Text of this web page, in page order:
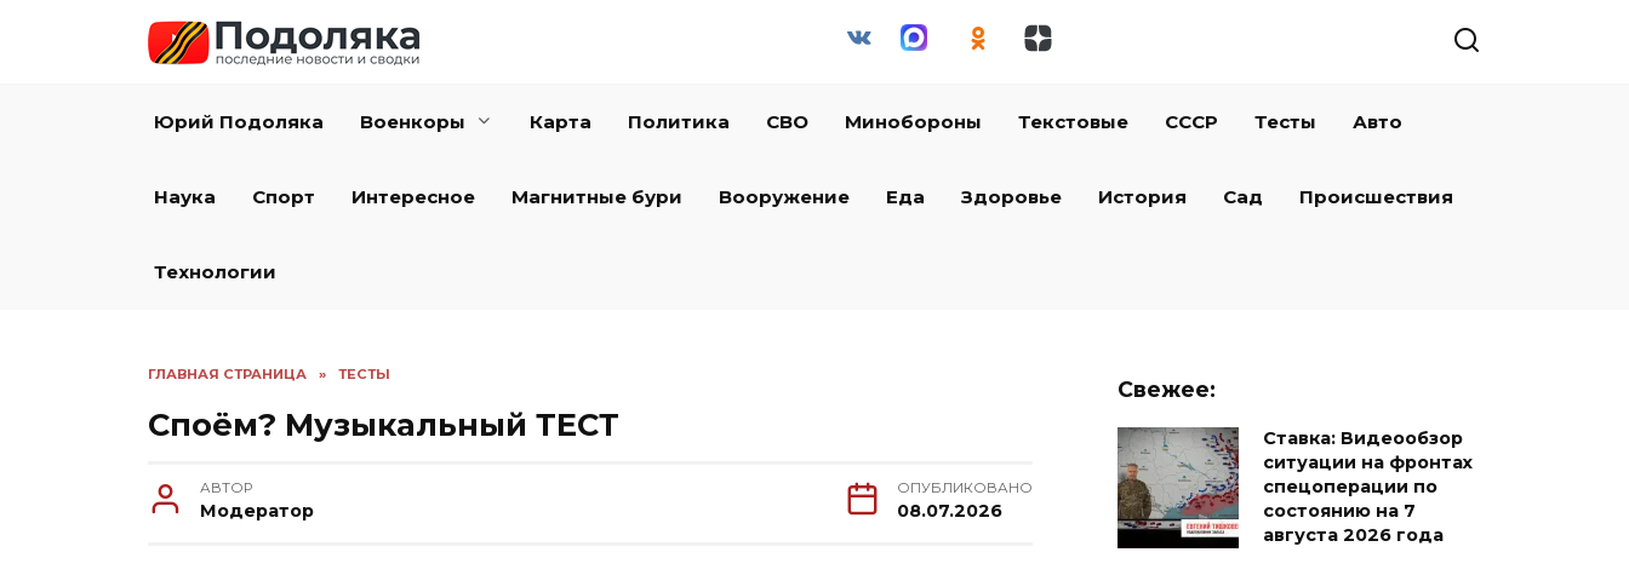
Юрий Подоляка Военкоры Карта Политика СВО Минобороны Текстовые СССР Тесты Авто
Наука Спорт Интересное Магнитные бури Вооружение Еда Здоровье История Сад Происшествия
Технологии
ГЛАВНАЯ СТРАНИЦА » ТЕСТЫ
Споём? Музыкальный ТЕСТ
АВТОР
Модератор
ОПУБЛИКОВАНО
08.07.2026
Свежее:
Ставка: Видеообзор
ситуации на фронтах
спецоперации по
состоянию на 7
августа 2026 года